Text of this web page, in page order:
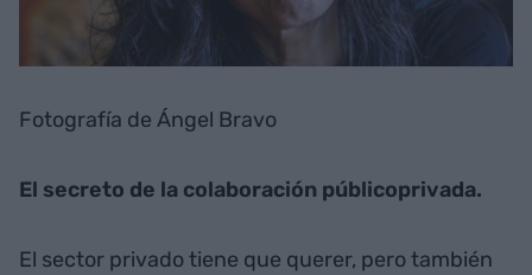
Fotografía de Ángel Bravo
El secreto de la colaboración públicoprivada.
El sector privado tiene que querer, pero también